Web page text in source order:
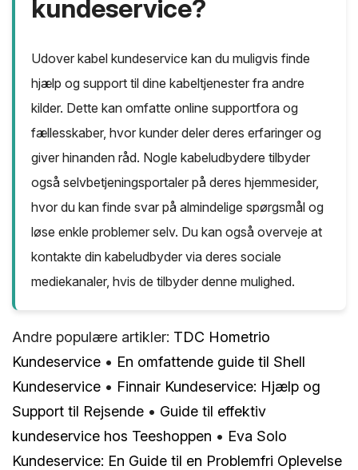
kundeservice?
Udover kabel kundeservice kan du muligvis finde
hjælp og support til dine kabeltjenester fra andre
kilder. Dette kan omfatte online supportfora og
fællesskaber, hvor kunder deler deres erfaringer og
giver hinanden råd. Nogle kabeludbydere tilbyder
også selvbetjeningsportaler på deres hjemmesider,
hvor du kan finde svar på almindelige spørgsmål og
løse enkle problemer selv. Du kan også overveje at
kontakte din kabeludbyder via deres sociale
mediekanaler, hvis de tilbyder denne mulighed.
Andre populære artikler: TDC Hometrio
Kundeservice • En omfattende guide til Shell
Kundeservice • Finnair Kundeservice: Hjælp og
Support til Rejsende • Guide til effektiv
kundeservice hos Teeshoppen • Eva Solo
Kundeservice: En Guide til en Problemfri Oplevelse